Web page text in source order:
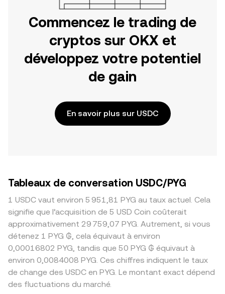
Commencez le trading de
cryptos sur OKX et
développez votre potentiel
de gain
En savoir plus sur USDC
Tableaux de conversation USDC/PYG
1 USDC vaut environ 5 951,81 PYG au taux actuel. Cela
signifie que l’acquisition de 5 USD Coin coûterait
approximativement 29 759,07 PYG. Autrement, si vous
détenez 1 PYG ₲, cela équivaut à environ
0,00016802 PYG, tandis que 50 PYG ₲ équivaut à
environ 0,0084008 PYG. Ces chiffres indiquent le taux
de change des USDC en PYG. Le montant exact dépend
des fluctuations du marché.